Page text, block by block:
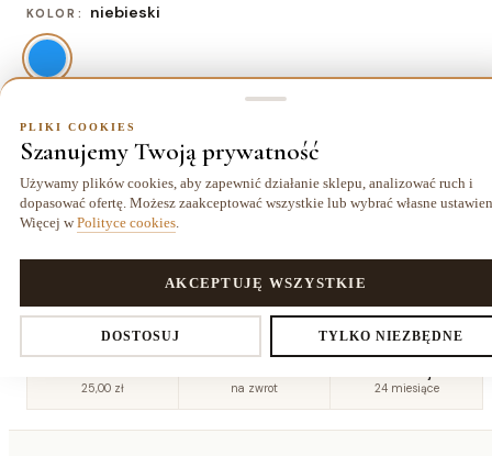
KOLOR: niebieski
ROZMIAR: 78x150 cm
78x150 cm
84,50 zł
117x170 cm
143,00 zł
136x190 cm
188,50 zł
155x220 cm
247,00 zł
cm
cm
403,00 zł
25,00 zł na zwrot 24 miesiące
PLIKI COOKIES
Szanujemy Twoją prywatność
Używamy plików cookies, aby zapewnić działanie sklepu, analizować ruch i
dopasować ofertę. Możesz zaakceptować wszystkie lub wybrać własne
Więcej w Polityce cookies
DOSTOSUJ TYLKO NIEZBĘDNE
AKCEPTUJĘ WSZYSTKIE
Ustawienia prywatności
Decydujesz, które dane zbieramy. Niezbędne pliki cookies są